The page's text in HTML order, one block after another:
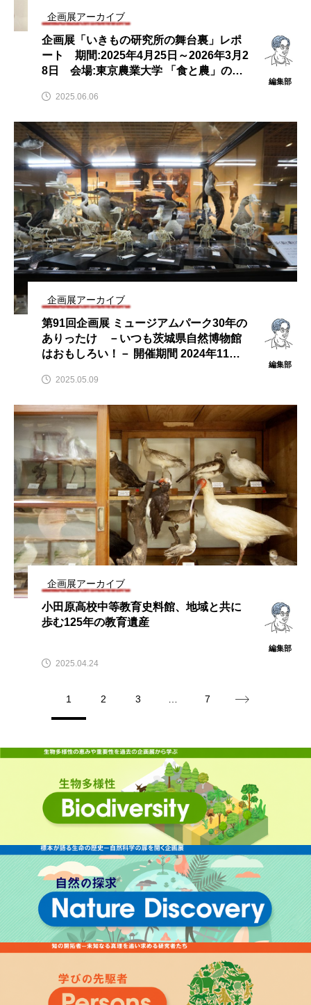
企画展アーカイブ
企画展「いきもの研究所の舞台裏」レポ
ート 期間:2025年4月25日～2026年3月2
8日 会場:東京農業大学 「食と農」の博
編集部
2025.06.06
企画展アーカイブ
第91回企画展 ミュージアムパーク30年の
ありったけ －いつも茨城県自然博物館
はおもしろい！－ 開催期間 2024年11月2
編集部
2025.05.09
企画展アーカイブ
小田原高校中等教育史料館、地域と共に
歩む125年の教育遺産
編集部
2025.04.24
1 2 3 7